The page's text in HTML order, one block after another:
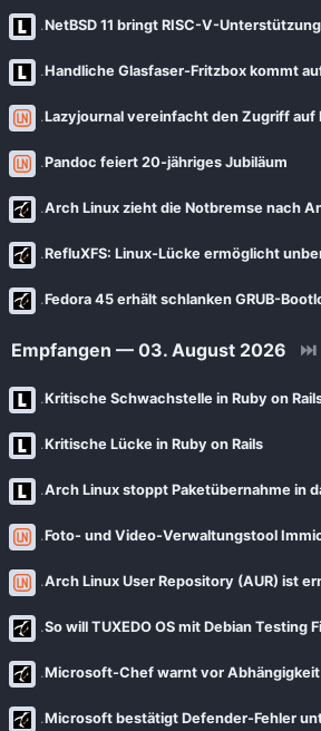
Handliche Glasfaser-Fritzbox kommt
Lazyjournal vereinfacht den Zugriff auf
Pandoc feiert 20-jähriges Jubiläum
Empfangen — 03. August 2026 ⏭
Kritische Schwachstelle in Ruby on
Kritische Lücke in Ruby on Rails
Arch Linux stoppt Paketübernahme in
Microsoft-Chef warnt vor